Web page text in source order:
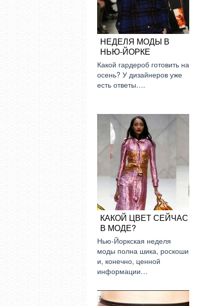
НЕДЕЛЯ МОДЫ В
НЬЮ-ЙОРКЕ
Какой гардероб готовить на
осень? У дизайнеров уже
есть ответы….
КАКОЙ ЦВЕТ СЕЙЧАС
В МОДЕ?
Нью-Йоркская неделя
моды полна шика, роскоши
и, конечно, ценной
информации…